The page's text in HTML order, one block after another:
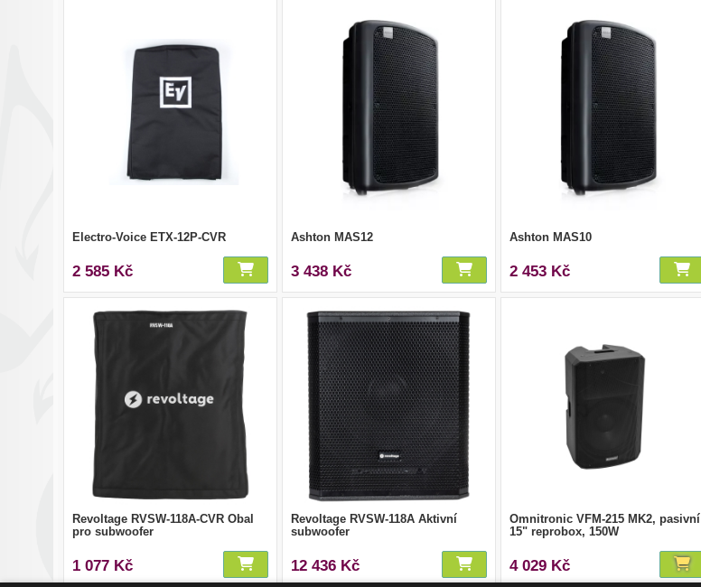
Electro-Voice ETX-12P-CVR
2 585 Kč
Ashton MAS12
3 438 Kč
Ashton MAS10
2 453 Kč
Revoltage RVSW-118A-CVR Obal
pro subwoofer
1 077 Kč
Revoltage RVSW-118A Aktivní
subwoofer
12 436 Kč
Omnitronic VFM-215 MK2, pasivní
15" reprobox, 150W
4 029 Kč